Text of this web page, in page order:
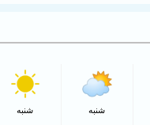
شنبه شنبه